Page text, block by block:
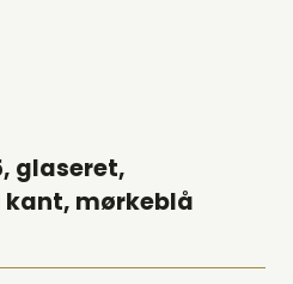
glaseret,
mørkeblå